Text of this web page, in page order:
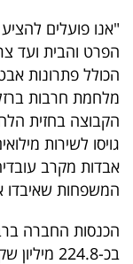
מייל
אדום
פרסמו
באייס
עקבו
"אנו פועלים להציע
הפרט והבית ועד
הכולל פתרונות
מלחמת חרבות
הקבוצה בחזית
אבדות מקרב
המשפחות שאיבדו